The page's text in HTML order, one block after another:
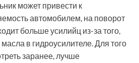
может привести к
автомобилем, на поворот
больше усилийц из-за того,
в гидроусилителе. Для того
заранее, лучше